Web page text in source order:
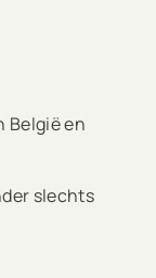
België en
slechts